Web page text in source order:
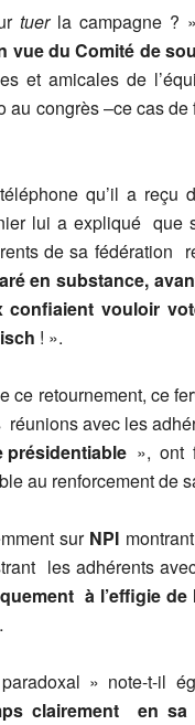
tuerla campagne ?
vue du Comité de
et amicales de
congrès –ce cas de
qu’il a reçu
lui a expliqué que
de sa fédération
en substance,
vouloir
! ».
retournement, ce
avec les
présidentiable », ont
au renforcement de
sur NPI
les adhérents
à l’effigie de
» note-t-il
clairement en sa